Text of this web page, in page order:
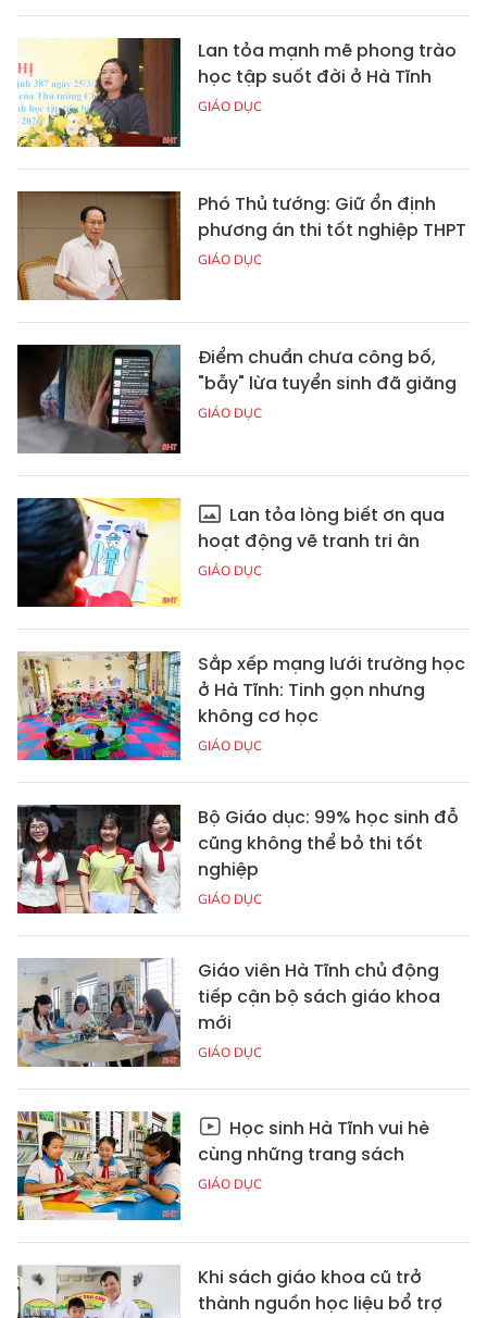
Lan tỏa mạnh mẽ phong trào
học tập suốt đời ở Hà Tĩnh
GIÁO DỤC
Phó Thủ tướng: Giữ ổn định
phương án thi tốt nghiệp THPT
GIÁO DỤC
Điểm chuẩn chưa công bố,
"bẫy" lừa tuyển sinh đã giăng
GIÁO DỤC
Lan tỏa lòng biết ơn qua
hoạt động vẽ tranh tri ân
GIÁO DỤC
Sắp xếp mạng lưới trường học
ở Hà Tĩnh: Tinh gọn nhưng
không cơ học
GIÁO DỤC
Bộ Giáo dục: 99% học sinh đỗ
cũng không thể bỏ thi tốt
nghiệp
GIÁO DỤC
Giáo viên Hà Tĩnh chủ động
tiếp cận bộ sách giáo khoa
mới
GIÁO DỤC
Học sinh Hà Tĩnh vui hè
cùng những trang sách
GIÁO DỤC
Khi sách giáo khoa cũ trở
thành nguồn học liệu bổ trợ